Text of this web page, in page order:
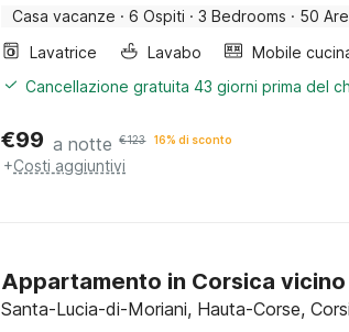
Casa vacanze · 6 Ospiti · 3 Bedrooms · 50
Lavatrice
Lavabo Mobile
Cancellazione gratuita 43 giorni prima del
€99 a notte €123 16% di sconto
+Costi aggiuntivi
Appartamento in Corsica
Santa-Lucia-di-Moriani, Hauta-Corse,